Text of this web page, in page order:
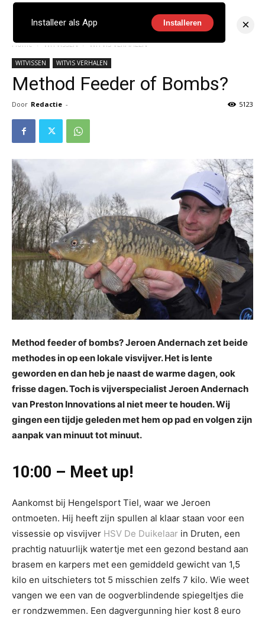
Home WITVISSEN WITVIS VERHALEN
WITVISSEN WITVIS VERHALEN
Method Feeder of Bombs?
Door Redactie - 5123
Method feeder of bombs? Jeroen Andernach zet beide
methodes in op een lokale visvijver. Het is lente
geworden en dan heb je naast de warme dagen, ook
frisse dagen. Toch is vijverspecialist Jeroen Andernach
van Preston Innovations al niet meer te houden. Wij
gingen een tijdje geleden met hem op pad en volgen zijn
aanpak van minuut tot minuut.
10:00 – Meet up!
Aankomst bij Hengelsport Tiel, waar we Jeroen
ontmoeten. Hij heeft zijn spullen al klaar staan voor een
vissessie op visvijver HSV De Duikelaar in Druten, een
prachtig natuurlijk watertje met een gezond bestand aan
brasem en karpers met een gemiddeld gewicht van 1,5
kilo en uitschieters tot 5 misschien zelfs 7 kilo. Wie weet
vangen we een van de oogverblindende spiegeltjes die
er rondzwemmen. Een dagvergunning hier kost 8 euro
Installeer als App Installeren ×